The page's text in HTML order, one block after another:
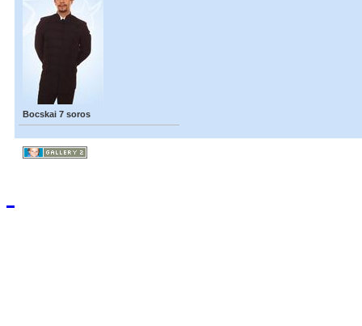
Bocskai 7 soros